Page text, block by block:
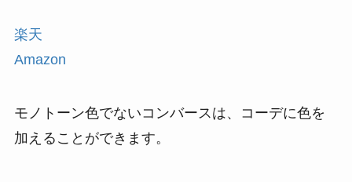
楽天
Amazon
モノトーン色でないコンバースは、コーデに色を
加えることができます。